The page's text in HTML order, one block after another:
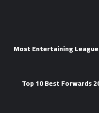
2026 Most Entertaining
Top 10 Best Forwards